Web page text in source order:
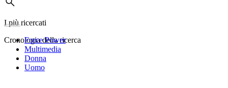
I più ricercati
Cronologia della ricerca
Force Power
Multimedia
Donna
Uomo